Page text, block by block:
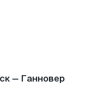
— Ганновер